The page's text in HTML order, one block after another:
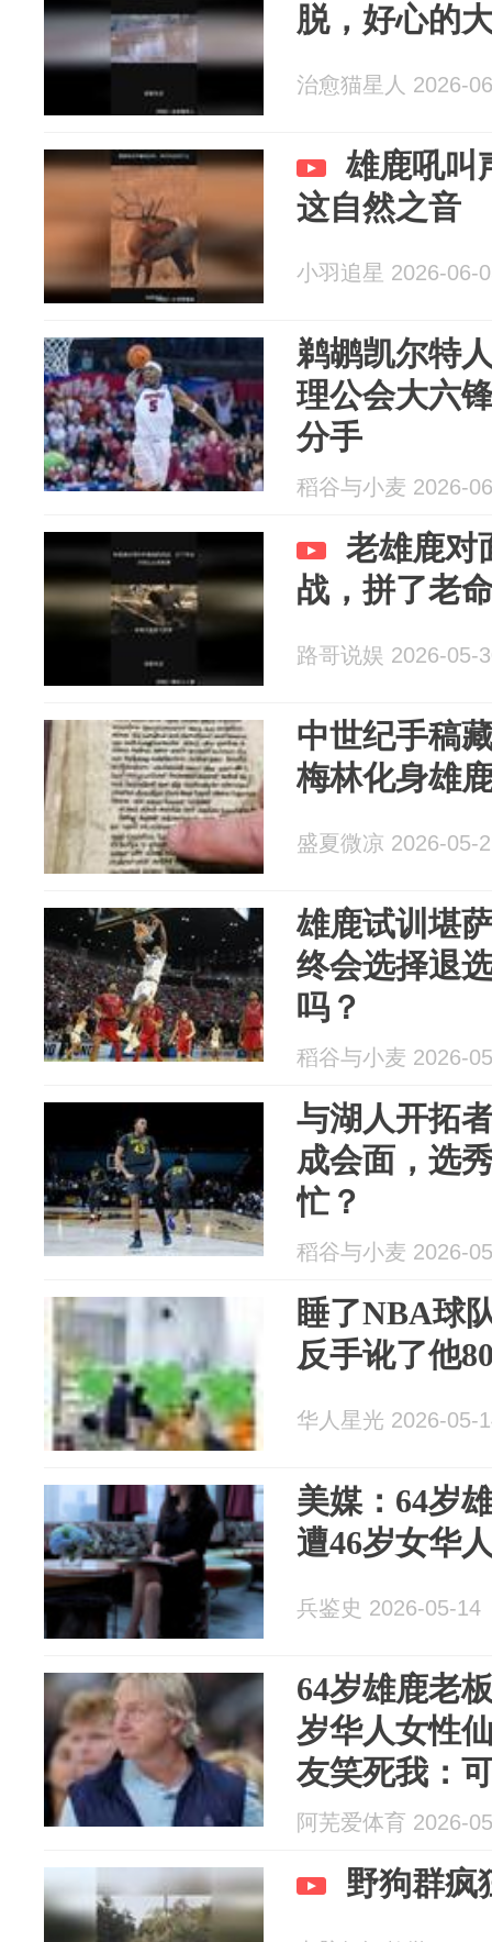
脱，好心的
治愈猫星人 2026-
雄鹿吼叫
这自然之音
小羽追星 2026-06-
鹈鹕凯尔特
理公会大六
分手
稻谷与小麦 2026-
老雄鹿对
战，拼了老
路哥说娱 2026-05-
中世纪手稿
梅林化身雄
盛夏微凉 2026-05-
雄鹿试训堪
终会选择退
吗？
稻谷与小麦 2026-
与湖人开拓
成会面，选
忙？
稻谷与小麦 2026-
睡了NBA球
反手讹了他
华人星光 2026-05-
美媒：64岁
遭46岁女华
兵鉴史 2026-05-14
64岁雄鹿老
岁华人女性
友笑死我：
到美国崩老
阿芜爱体育 2026-
野狗群疯